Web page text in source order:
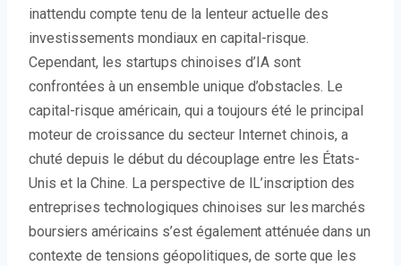
inattendu compte tenu de la lenteur actuelle des
investissements mondiaux en capital-risque.
Cependant, les startups chinoises d’IA sont
confrontées à un ensemble unique d’obstacles. Le
capital-risque américain, qui a toujours été le principal
moteur de croissance du secteur Internet chinois, a
chuté depuis le début du découplage entre les États-
Unis et la Chine. La perspective de l
L’inscription des
entreprises technologiques chinoises sur les marchés
boursiers américains s’est également atténuée dans un
contexte de tensions géopolitiques, de sorte que les